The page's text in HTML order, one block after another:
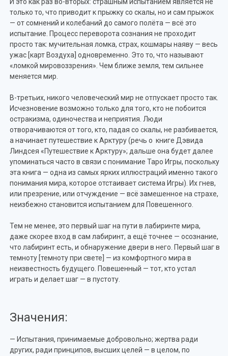
только то, что приводит к прыжку со скалы, но и сам прыжок
— от сомнений и колебаний до самого полёта — всё это
испытание. Процесс переворота сознания не проходит
просто так: мучительная ломка, страх, кошмары наяву — весь
ужас [карт Воздуха] одновременно. Это то, что называют
«ломкой мировоззрения». Чем ближе земля, тем сильнее
меняется мир.
В-третьих, никого человеческий мир не отпускает просто так.
Исчезновение возможно только для того, кто не побоится
остракизма, одиночества и неприятия. Люди
отворачиваются от того, кто, падая со скалы, не разбивается,
а начинает путешествие к Арктуру (речь о книге Дэвида
Линдсея «Путешествие к Арктуру»; дальше она будет далее
упоминаться часто в связи с понимание Таро Игры, поскольку
эта книга — одна из самых ярких иллюстраций именно такого
понимания мира, которое отстаивает система Игры). Их гнев,
или презрение, или отчуждение — всё замешенное на страхе,
неизбежно становится испытанием для Повешенного.
Тем не менее, это первый шаг на пути в лабиринте мира,
даже скорее вход в сам лабиринт, а ещё точнее — осознание,
что лабиринт есть, и обнаружение двери в него. Первый шаг в
темноту [темноту при свете] — из комфортного мира в
неизвестность будущего. Повешенный — тот, кто устал
играть и делает шаг — в пустоту.
Значения:
— Испытания, принимаемые добровольно; жертва ради
других, ради принципов, высших целей — в целом, по